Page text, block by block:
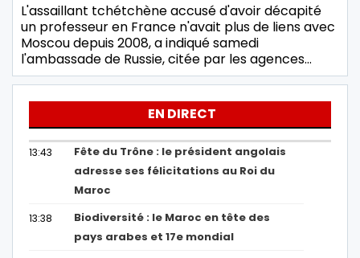
L'assaillant tchétchène accusé d'avoir décapité
un professeur en France n'avait plus de liens avec
Moscou depuis 2008, a indiqué samedi
l'ambassade de Russie, citée par les agences…
EN DIRECT
13:43
Fête du Trône : le président angolais
adresse ses félicitations au Roi du
Maroc
13:38
Biodiversité : le Maroc en tête des
pays arabes et 17e mondial